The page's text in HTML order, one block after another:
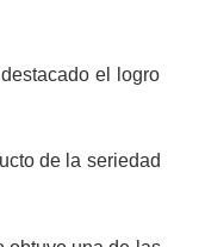
el logro
de la seriedad